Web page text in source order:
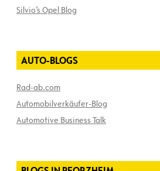
Silvio’s Opel Blog
AUTO-BLOGS
Rad-ab.com
Automobilverkäufer-Blog
Automotive Business Talk